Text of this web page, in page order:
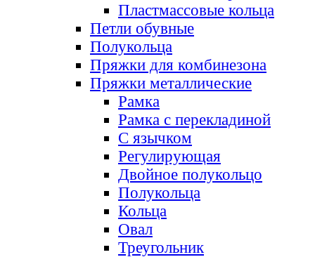
Пластмассовые кольца
Петли обувные
Полукольца
Пряжки для комбинезона
Пряжки металлические
Рамка
Рамка с перекладиной
С язычком
Регулирующая
Двойное полукольцо
Полукольца
Кольца
Овал
Треугольник